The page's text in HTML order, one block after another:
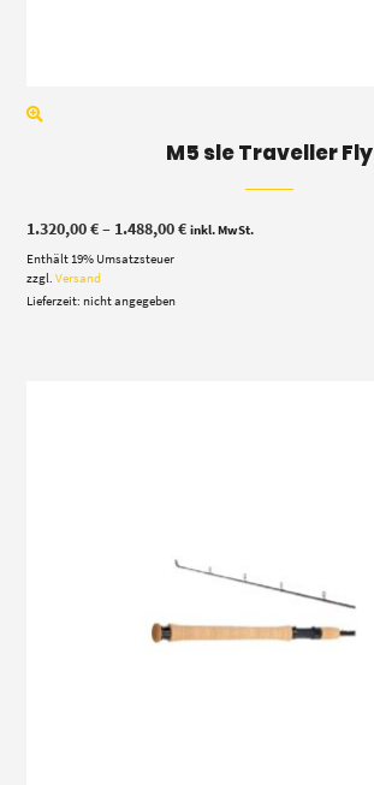
M5 sle Traveller Fly
1.320,00€– 1.488,00€Preisspanne:
inkl. MwSt.
Enthält 19% Umsatzsteuer
zzgl.Versand
Lieferzeit: nicht angegeben